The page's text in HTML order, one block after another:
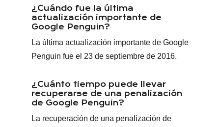
¿Cuándo fue la última
actualización importante de
Google Penguin?
La última actualización importante de Google
Penguin fue el 23 de septiembre de 2016.
¿Cuánto tiempo puede llevar
recuperarse de una penalización
de Google Penguin?
La recuperación de una penalización de